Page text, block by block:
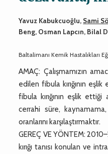
Yavuz Kabukcuoğlu, Sami
Beng, Osman Lapcın, Bilal
Baltalimanı Kemik Hastalıkları
AMAÇ: Çalışmamızın
edilen fibula kırığının
fibula kırığının eşlik ettiği
cerrahi süre,
oranlarını karşılaştırmaktır.
GEREÇ VE YÖNTEM:
kırığı tanısı konulan ve